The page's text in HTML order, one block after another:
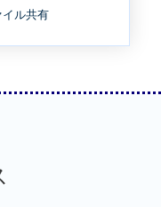
ル共有